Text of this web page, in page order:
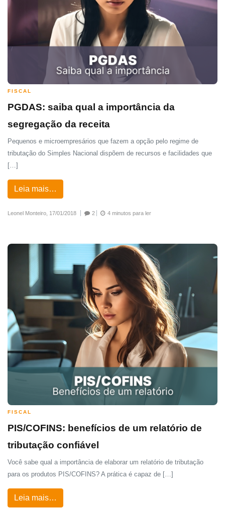
FISCAL
PGDAS: saiba qual a importância da
segregação da receita
Pequenos e microempresários que fazem a opção pelo regime de
tributação do Simples Nacional dispõem de recursos e facilidades que
[…]
Leia mais…
Leonel Monteiro, 17/01/2018 2 4 minutos para ler
FISCAL
PIS/COFINS: benefícios de um relatório de
tributação confiável
Você sabe qual a importância de elaborar um relatório de tributação
para os produtos PIS/COFINS? A prática é capaz de […]
Leia mais…